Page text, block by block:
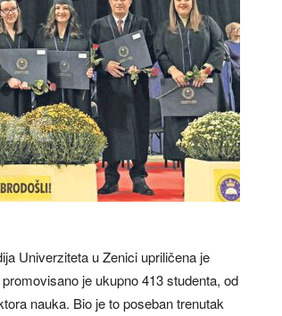
Univerziteta u Zenici upriličena je
je ukupno 413 studenta, od
nauka. Bio je to poseban trenutak